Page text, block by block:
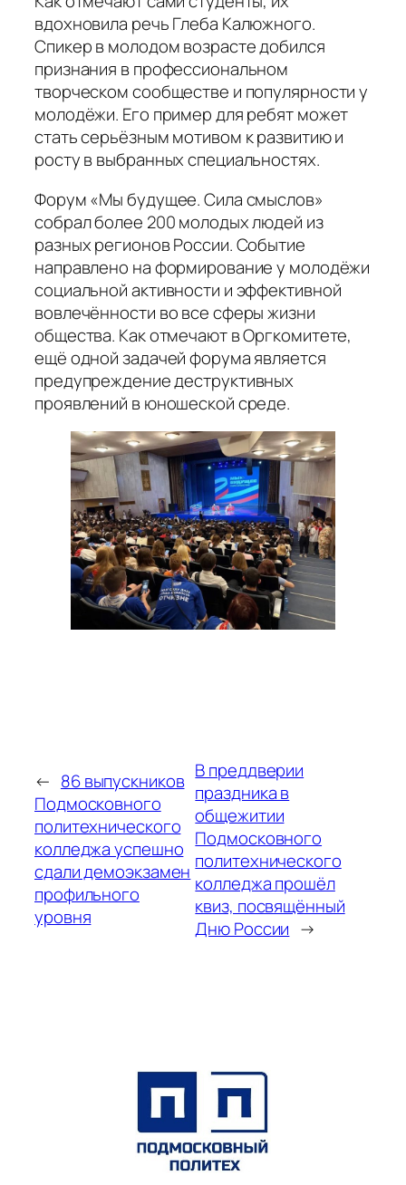
вдохновила речь Глеба Калюжного.
Спикер в молодом возрасте добился
признания в профессиональном
творческом сообществе и популярности у
молодёжи. Его пример для ребят может
стать серьёзным мотивом к развитию и
росту в выбранных специальностях.
Форум «Мы будущее. Сила смыслов»
собрал более 200 молодых людей из
разных регионов России. Событие
направлено на формирование у молодёжи
социальной активности и эффективной
вовлечённости во все сферы жизни
общества. Как отмечают в Оргкомитете,
ещё одной задачей форума является
предупреждение деструктивных
проявлений в юношеской среде.
← 86 выпускников
Подмосковного
политехнического
колледжа успешно
сдали демоэкзамен
профильного
уровня
В преддверии
праздника в
общежитии
Подмосковного
политехнического
колледжа прошёл
квиз, посвящённый
Дню России →